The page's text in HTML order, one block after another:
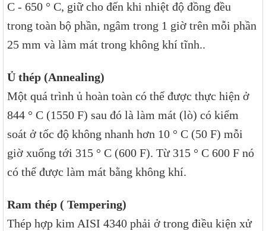
C - 650 ° C, giữ cho đến khi nhiệt độ đồng đều
trong toàn bộ phần, ngâm trong 1 giờ trên mỗi phần
25 mm và làm mát trong không khí tĩnh..
Ủ thép (Annealing)
Một quá trình ủ hoàn toàn có thể được thực hiện ở
844 ° C (1550 F) sau đó là làm mát (lò) có kiểm
soát ở tốc độ không nhanh hơn 10 ° C (50 F) mỗi
giờ xuống tới 315 ° C (600 F). Từ 315 ° C 600 F nó
có thể được làm mát bằng không khí.
Ram thép ( Tempering)
Thép hợp kim AISI 4340 phải ở trong điều kiện xử